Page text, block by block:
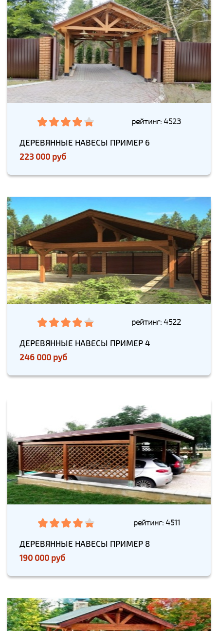
рейтинг: 4523
ДЕРЕВЯННЫЕ НАВЕСЫ ПРИМЕР 6
223 000 руб
рейтинг: 4522
ДЕРЕВЯННЫЕ НАВЕСЫ ПРИМЕР 4
246 000 руб
рейтинг: 4511
ДЕРЕВЯННЫЕ НАВЕСЫ ПРИМЕР 8
190 000 руб